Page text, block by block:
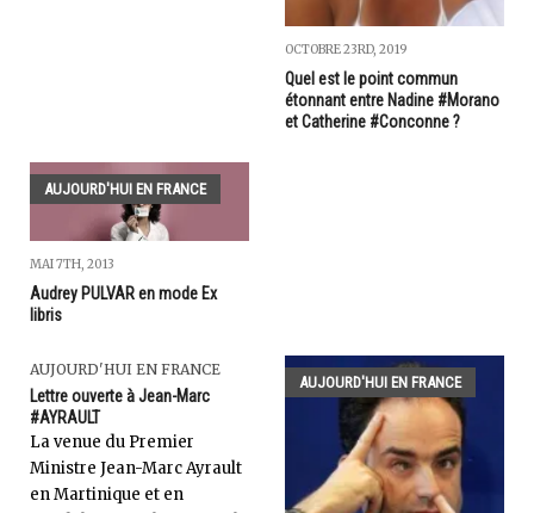
OCTOBRE 23RD, 2019
Quel est le point commun
étonnant entre Nadine #Morano
et Catherine #Conconne ?
AUJOURD'HUI EN FRANCE
MAI 7TH, 2013
Audrey PULVAR en mode Ex
libris
AUJOURD'HUI EN FRANCE
Lettre ouverte à Jean-Marc
#AYRAULT
La venue du Premier
Ministre Jean-Marc Ayrault
en Martinique et en
AUJOURD'HUI EN FRANCE